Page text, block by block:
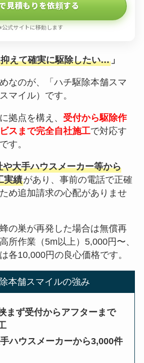
見積もりを依頼する
公式サイトに移動します
えて確実に駆除したい…」
なのが、「ハチ駆除本舗スマ
マイル）です。
拠点を構え、 受付から駆除作
スまで完全自社施工で対応す
す。
大手ハウスメーカー等から
実績があり、事前の電話で正確
め追加請求の心配がありませ
の巣が再発した場合は無償再
所作業（5m以上）5,000円〜、
各10,000円の良心価格です。
本舗スマイルの強み
まず受付からアフターまで
ハウスメーカーから3,000件